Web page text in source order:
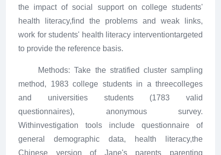
the impact of social support on college students'
health literacy,find the problems and weak links,
work for students' health literacy interventiontargeted
to provide the reference basis.
Methods: Take the stratified cluster sampling
method, 1983 college students in a threecolleges
and universities students (1783 valid
questionnaires), anonymous survey.
Withinvestigation tools include questionnaire of
general demographic data, health literacy,the
Chinese version of Jane's parents parenting